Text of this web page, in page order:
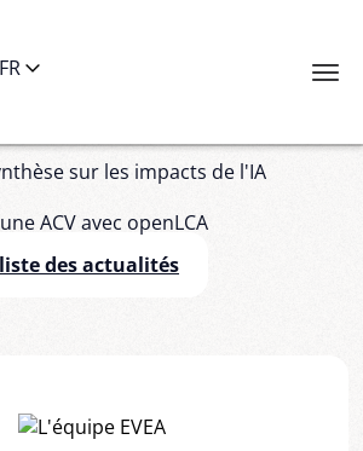
FR
sur les impacts de l'IA
ACVavec openLCA
des actualités
cookies